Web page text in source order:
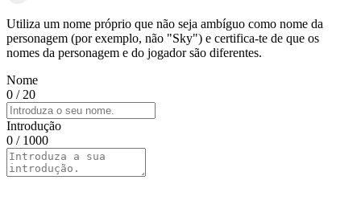
Utiliza um nome próprio que não seja ambíguo como nome da
personagem (por exemplo, não "Sky") e certifica-te de que os
nomes da personagem e do jogador são diferentes.
Nome
0 / 20
Introdução
0 / 1000